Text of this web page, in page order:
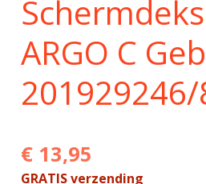
ARGO C
201929246/
€ 13,95
GRATIS verzending